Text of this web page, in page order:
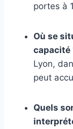
portes à
Où se
capacité
Lyon,
peut
Quels